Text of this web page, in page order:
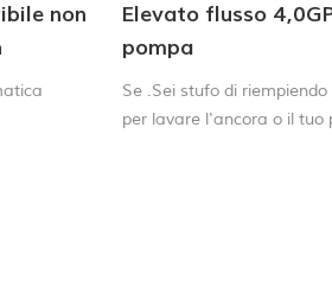
non
Elevato flusso
pompa
Se .Sei stufo di
per lavare l'ancora o il tuo